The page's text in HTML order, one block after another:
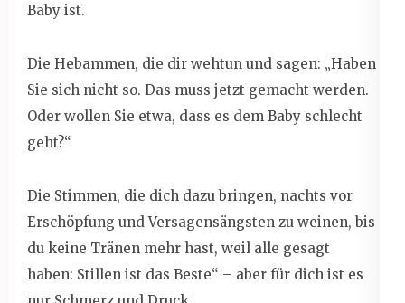
Baby ist.
Die Hebammen, die dir wehtun und sagen: „Haben
Sie sich nicht so. Das muss jetzt gemacht werden.
Oder wollen Sie etwa, dass es dem Baby schlecht
geht?“
Die Stimmen, die dich dazu bringen, nachts vor
Erschöpfung und Versagensängsten zu weinen, bis
du keine Tränen mehr hast, weil alle gesagt
haben: Stillen ist das Beste“ – aber für dich ist es